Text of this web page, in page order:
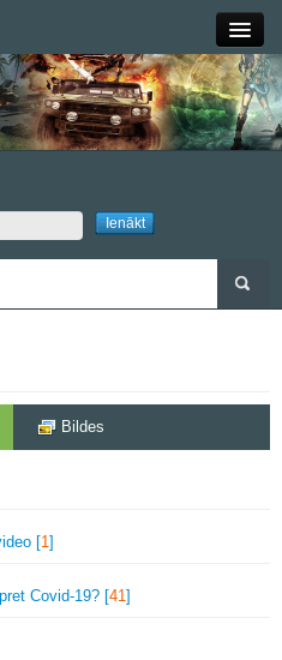
Close
Forums
Grupas
Bildes
[1]
Covid-19? [41]